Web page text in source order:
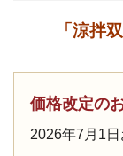
「 涼拌
価格改定の
2026年7月1日